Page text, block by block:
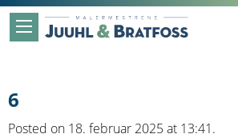
6
Posted on 18. februar 2025 at 13:41.